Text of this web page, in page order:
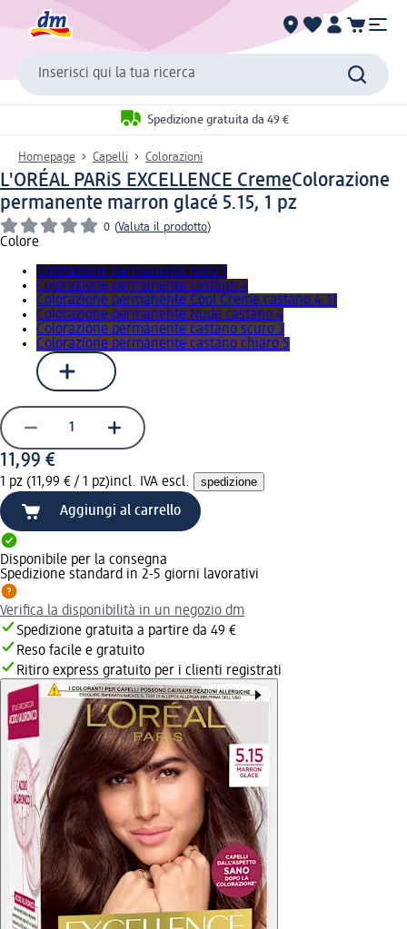
Inserisci qui la tua ricerca
Spedizione gratuita da 49 €
Homepage Capelli Colorazioni
L'ORÉAL PARiS EXCELLENCE CremeColorazione
permanente marron glacé 5.15, 1 pz
0 (Valuta il prodotto)
Colore
Colorazione permanente nero 1
Colorazione permanente castano 4
Colorazione permanente Cool Creme castano 4.11
Colorazione permanente Nude castano 4
Colorazione permanente castano scuro 3
Colorazione permanente castano chiaro 5
11,99 €
1 pz (11,99 € / 1 pz)incl. IVA escl. spedizione
Aggiungi al carrello
Disponibile per la consegna
Spedizione standard in 2-5 giorni lavorativi
Verifica la disponibilità in un negozio dm
Spedizione gratuita a partire da 49 €
Reso facile e gratuito
Ritiro express gratuito per i clienti registrati